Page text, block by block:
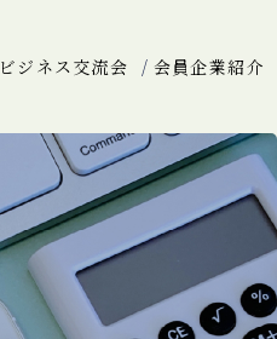
ビジネス交流会 会員企業紹介